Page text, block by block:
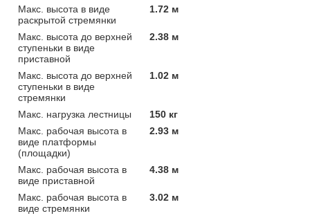
Макс. высота в виде
раскрытой стремянки
1.72 м
Макс. высота до верхней
ступеньки в виде
приставной
2.38 м
Макс. высота до верхней
ступеньки в виде
стремянки
1.02 м
Макс. нагрузка лестницы
150 кг
Макс. рабочая высота в
виде платформы
(площадки)
2.93 м
Макс. рабочая высота в
виде приставной
4.38 м
Макс. рабочая высота в
виде стремянки
3.02 м